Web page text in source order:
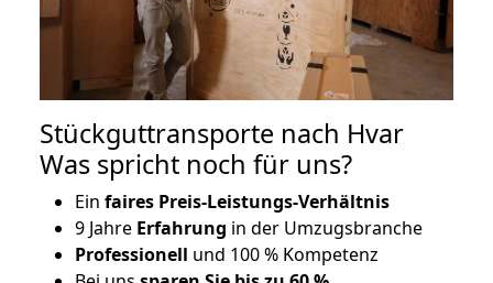
Stückguttransporte nach Hvar
Was spricht noch für uns?
Ein faires Preis-Leistungs-Verhältnis
9 Jahre Erfahrung in der Umzugsbranche
Professionell und 100 % Kompetenz